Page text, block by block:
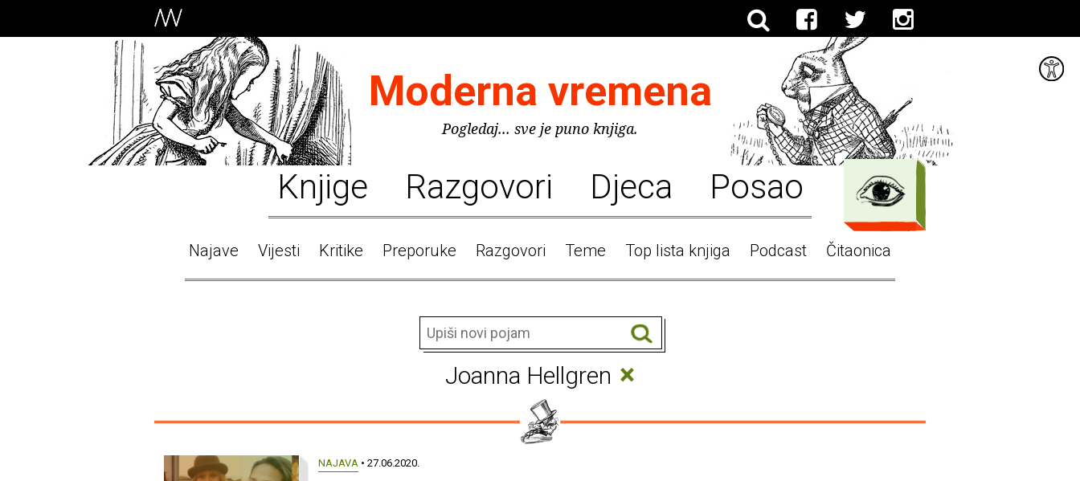
Moderna vremena
Pogledaj... sve je puno knjiga.
Knjige Razgovori Djeca Posao
Najave Vijesti Kritike Preporuke Razgovori Teme Top lista knjiga Podcast Čitaonica
Joanna Hellgren ×
NAJAVA • 27.06.2020.